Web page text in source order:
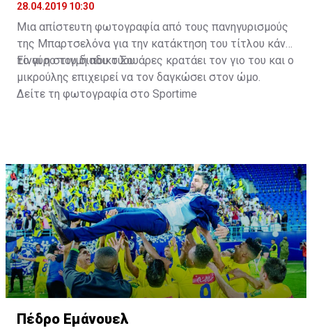
28.04.2019 10:30
Μια απίστευτη φωτογραφία από τους πανηγυρισμούς
της Μπαρτσελόνα για την κατάκτηση του τίτλου κάνει
το γύρο του διαδικτύου.
Είναι η στιγμή που ο Σουάρες κρατάει τον γιο του και ο
μικρούλης επιχειρεί να τον δαγκώσει στον ώμο.
Δείτε τη φωτογραφία στο Sportime
Πέδρο Εμάνουελ